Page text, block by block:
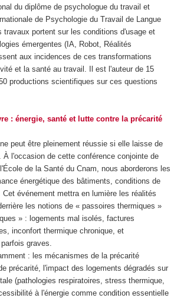
du diplôme de psychologue du travail et
de Psychologie du Travail de Langue
portent sur les conditions d'usage et
émergentes (IA, Robot, Réalités
aux incidences de ces transformations
et la santé au travail. Il est l'auteur de 15
productions scientifiques sur ces questions
: énergie, santé et lutte contre la précarité
peut être pleinement réussie si elle laisse de
l'occasion de cette conférence conjointe de
de la Santé du Cnam, nous aborderons les
énergétique des bâtiments, conditions de
événement mettra en lumière les réalités
les notions de « passoires thermiques »
» : logements mal isolés, factures
inconfort thermique chronique, et
graves.
: les mécanismes de la précarité
précarité, l'impact des logements dégradés sur
(pathologies respiratoires, stress thermique,
à l'énergie comme condition essentielle